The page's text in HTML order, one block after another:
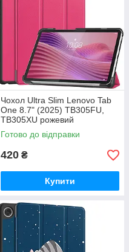
Чохол Ultra Slim Lenovo Tab
One 8.7" (2025) TB305FU,
TB305XU рожевий
Готово до відправки
420 ₴
Купити